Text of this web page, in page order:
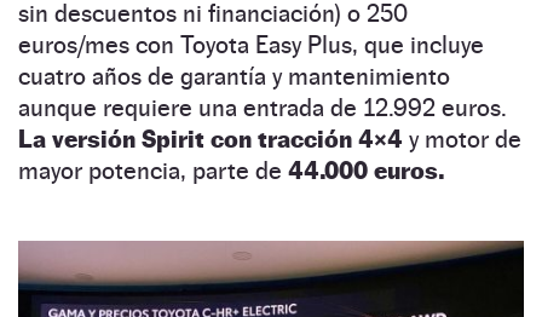
sin descuentos ni financiación) o 250
euros/mes con Toyota Easy Plus, que incluye
cuatro años de garantía y mantenimiento
aunque requiere una entrada de 12.992 euros.
La versión Spirit con tracción 4×4 y motor de
mayor potencia, parte de 44.000 euros.